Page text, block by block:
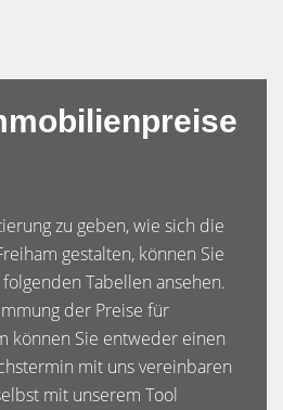
zu geben, wie sich die
gestalten, können Sie
Tabellen ansehen.
der Preise für
können Sie entweder einen
mit uns vereinbaren
mit unserem Tool